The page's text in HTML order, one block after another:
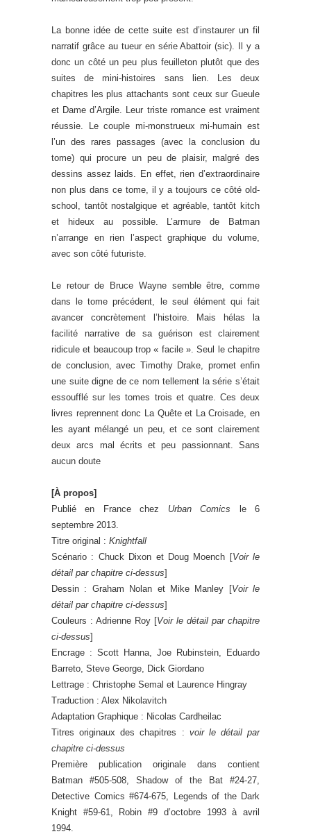
La bonne idée de cette suite est d’instaurer un fil
narratif grâce au tueur en série Abattoir (sic). Il y a
donc un côté un peu plus feuilleton plutôt que des
suites de mini-histoires sans lien. Les deux
chapitres les plus attachants sont ceux sur Gueule
et Dame d’Argile. Leur triste romance est vraiment
réussie. Le couple mi-monstrueux mi-humain est
l’un des rares passages (avec la conclusion du
tome) qui procure un peu de plaisir, malgré des
dessins assez laids. En effet, rien d’extraordinaire
non plus dans ce tome, il y a toujours ce côté old-
school, tantôt nostalgique et agréable, tantôt kitch
et hideux au possible. L’armure de Batman
n’arrange en rien l’aspect graphique du volume,
avec son côté futuriste.
Le retour de Bruce Wayne semble être, comme
dans le tome précédent, le seul élément qui fait
avancer concrètement l’histoire. Mais hélas la
facilité narrative de sa guérison est clairement
ridicule et beaucoup trop « facile ». Seul le chapitre
de conclusion, avec Timothy Drake, promet enfin
une suite digne de ce nom tellement la série s’était
essoufflé sur les tomes trois et quatre. Ces deux
livres reprennent donc La Quête et La Croisade, en
les ayant mélangé un peu, et ce sont clairement
deux arcs mal écrits et peu passionnant. Sans
aucun doute
[À propos]
Publié en France chez Urban Comics le 6
septembre 2013.
Titre original : Knightfall
Scénario : Chuck Dixon et Doug Moench [Voir le
détail par chapitre ci-dessus]
Dessin : Graham Nolan et Mike Manley [Voir le
détail par chapitre ci-dessus]
Couleurs : Adrienne Roy [Voir le détail par chapitre
ci-dessus]
Encrage : Scott Hanna, Joe Rubinstein, Eduardo
Barreto, Steve George, Dick Giordano
Lettrage : Christophe Semal et Laurence Hingray
Traduction : Alex Nikolavitch
Adaptation Graphique : Nicolas Cardheilac
Titres originaux des chapitres : voir le détail par
chapitre ci-dessus
Première publication originale dans contient
Batman #505-508, Shadow of the Bat #24-27,
Detective Comics #674-675, Legends of the Dark
Knight #59-61, Robin #9 d’octobre 1993 à avril
1994.